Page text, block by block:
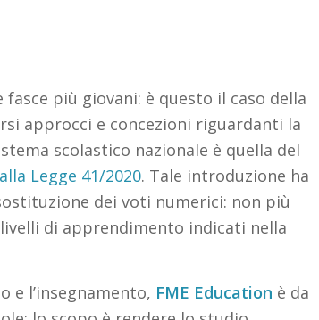
più giovani: è questo il caso della
approcci e concezioni riguardanti la
scolastico nazionale è quella del
Legge 41/2020. Tale introduzione ha
dei voti numerici: non più
di apprendimento indicati nella
e l’insegnamento, FME Education è da